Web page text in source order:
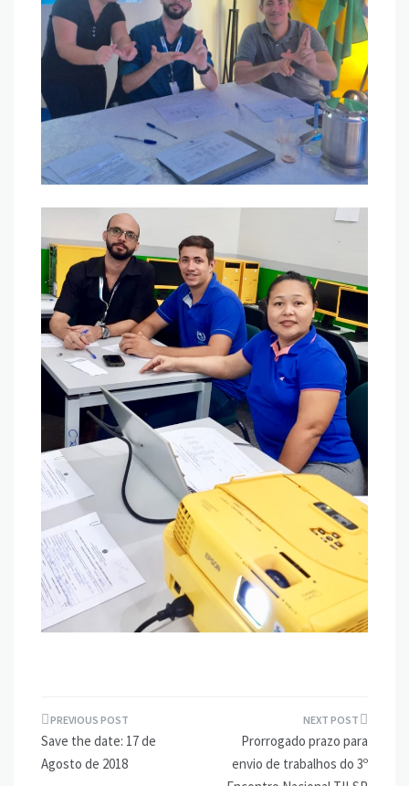
Navegação
de
Save the date: 17 de
Agosto de 2018
Prorrogado prazo para
envio de trabalhos do 3º